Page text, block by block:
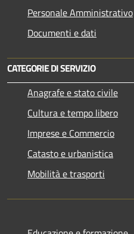
Personale Amministrativo
Documenti e dati
CATEGORIE DI SERVIZIO
Anagrafe e stato civile
Cultura e tempo libero
Imprese e Commercio
Catasto e urbanistica
Mobilità e trasporti